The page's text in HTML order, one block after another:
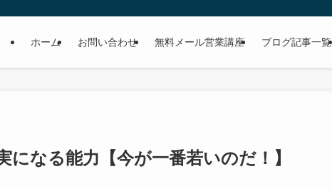
ホーム お問い合わせ 無料メール営業講座 ブログ記事一覧
なる能力【今が一番若いのだ！】